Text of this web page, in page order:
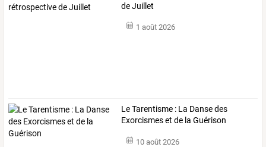
de Juillet
1 août 2026
​Le Tarentisme : La Danse des
Exorcismes et de la Guérison
10 août 2026